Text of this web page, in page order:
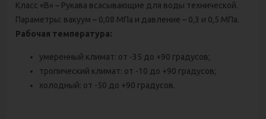
Класс «В» – Рукава всасывающие для воды технической.
Параметры: вакуум – 0,08 МПа и давление – 0,3 и 0,5 МПа.
Рабочая температура:
умеренный климат: от -35 до +90 градусов;
тропический климат: от -10 до +90 градусов;
холодный: от -50 до +90 градусов.